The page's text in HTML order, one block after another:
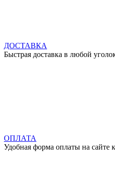
ДОСТАВКА
Быстрая доставка в любой
ОПЛАТА
Удобная форма оплаты на сайте